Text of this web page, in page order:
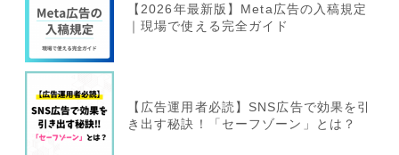
【2026年最新版】Meta広告の入稿規定
｜現場で使える完全ガイド
【広告運用者必読】SNS広告で効果を引
き出す秘訣！「セーフゾーン」とは？